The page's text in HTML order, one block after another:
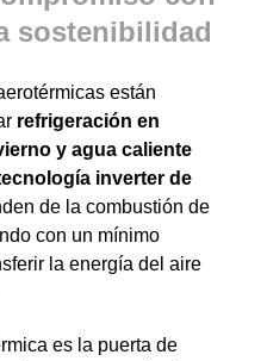
sostenibilidad
están
refrigeración en
y agua caliente
inverter de
de la combustión de
con un mínimo
la energía del aire
es la puerta de